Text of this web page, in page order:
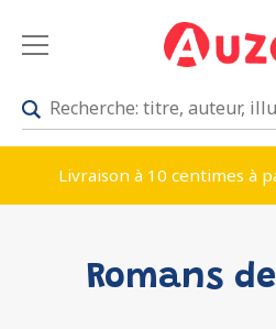
Livraison à 10 centimes à
Romans